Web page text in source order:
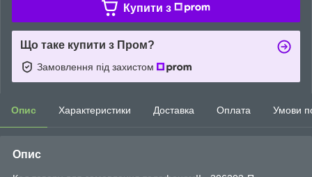
Купити з
Що таке купити з Пром?
Замовлення під захистом
Опис Характеристики Доставка Оплата Умови
Опис